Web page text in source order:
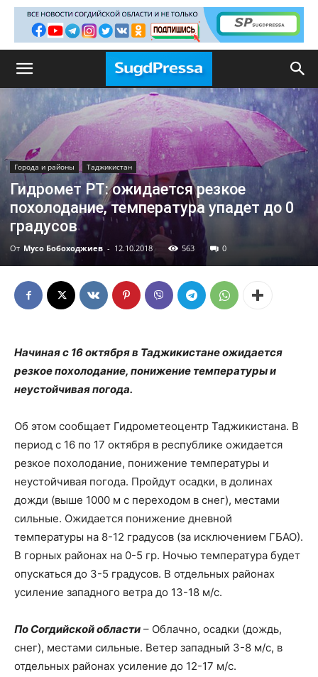
Города и районы Таджикистан
Гидромет РТ: ожидается резкое
похолодание, температура упадет до 0
градусов
От Мусо Бобоходжиев - 12.10.2018 563 0
Начиная с 16 октября в Таджикистане ожидается
резкое похолодание, понижение температуры и
неустойчивая погода.
Об этом сообщает Гидрометеоцентр Таджикистана. В
период с 16 по 17 октября в республике ожидается
резкое похолодание, понижение температуры и
неустойчивая погода. Пройдут осадки, в долинах
дожди (выше 1000 м с переходом в снег), местами
сильные. Ожидается понижение дневной
температуры на 8-12 градусов (за исключением ГБАО).
В горных районах на 0-5 гр. Ночью температура будет
опускаться до 3-5 градусов. В отдельных районах
усиление западного ветра до 13-18 м/с.
По Согдийской области – Облачно, осадки (дождь,
снег), местами сильные. Ветер западный 3-8 м/с, в
отдельных районах усиление до 12-17 м/с.